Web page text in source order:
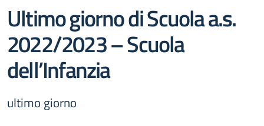
Ultimo giorno di Scuola a.s.
2022/2023 – Scuola
dell’Infanzia
ultimo giorno